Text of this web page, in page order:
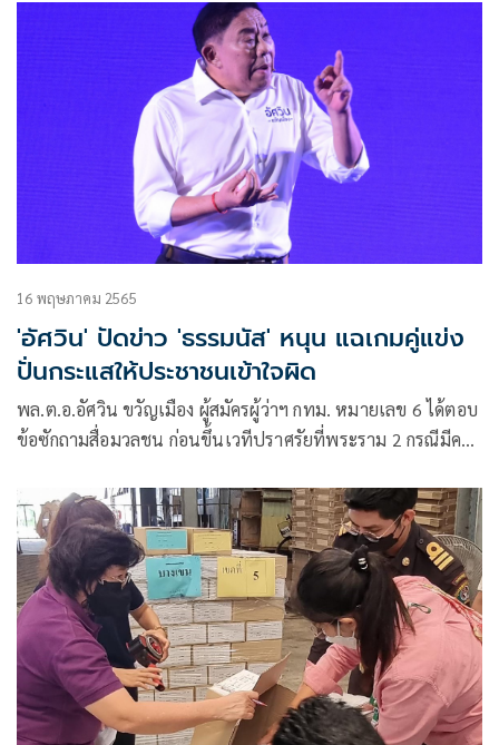
16 พฤษภาคม 2565
'อัศวิน' ปัดข่าว 'ธรรมนัส' หนุน แฉเกมคู่แข่ง
ปั่นกระแสให้ประชาชนเข้าใจผิด
พล.ต.อ.อัศวิน ขวัญเมือง ผู้สมัครผู้ว่าฯ กทม. หมายเลข 6 ได้ตอบ
ข้อซักถามสื่อมวลชน ก่อนขึ้นเวทีปราศรัยที่พระราม 2 กรณีมีคน